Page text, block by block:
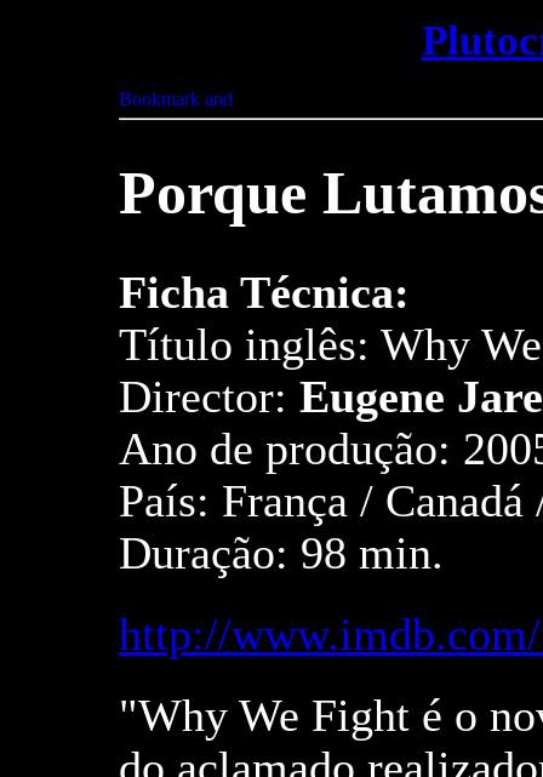
Porque
Ficha Técnica:
Título inglês: Why
Director: Eugene
Ano de produção:
País: França /
Duração: 98 min.
http://
"Why We Fight é o